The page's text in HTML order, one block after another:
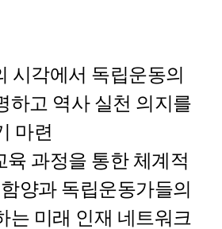
시각에서 독립운동의
하고 역사 실천 의지를
마련
육 과정을 통한 체계적
양과 독립운동가들의
는 미래 인재 네트워크